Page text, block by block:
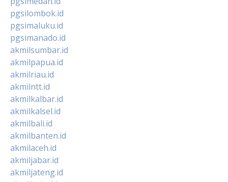
pgsilombok.id
pgsimaluku.id
pgsimanado.id
akmilsumbar.id
akmilpapua.id
akmilriau.id
akmilntt.id
akmilkalbar.id
akmilkalsel.id
akmilbali.id
akmilbanten.id
akmilaceh.id
akmiljabar.id
akmiljateng.id